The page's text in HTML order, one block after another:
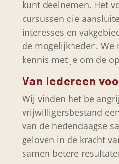
kunt deelnemen. Het
cursussen die
interesses en
de mogelijkheden. We
kennis met je om de
Van iedereen
Wij vinden het
vrijwilligersbestand
van de hedendaagse
geloven in de kracht
samen betere